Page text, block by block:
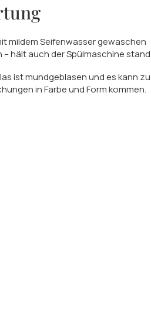
mildem Seifenwasser gewaschen
– hält auch der Spülmaschine stand.
ist mundgeblasen und es kann zu
in Farbe und Form kommen.